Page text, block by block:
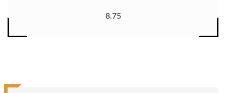
8.75